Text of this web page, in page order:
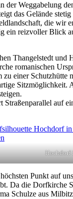
der Weggabelung
das Gelände
die wir
ein reizvoller Blick
Thangelstedt
romanischen
einer
Sitzmöglichkeit.
Straßenparallel auf
Hochdorf
Punkt auf
Da die Dorfkirche
Schulze aus